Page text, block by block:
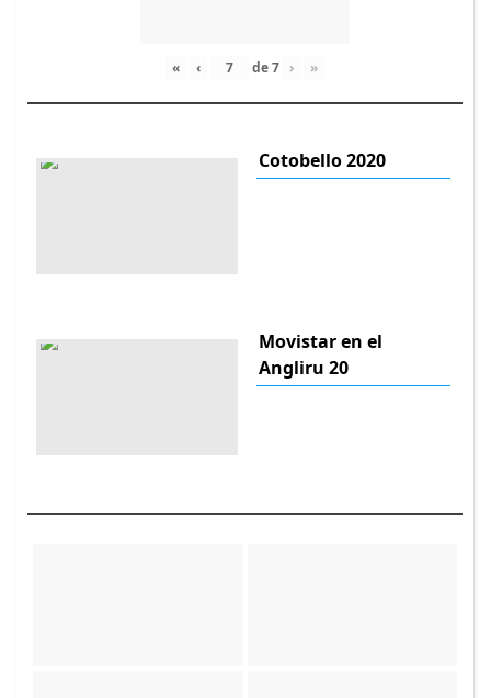
« ‹ de7 › »
Cotobello 2020
Movistar en el
Angliru 20